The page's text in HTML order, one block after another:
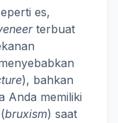
es,
terbuat
), bahkan
Anda memiliki
bruxism) saat